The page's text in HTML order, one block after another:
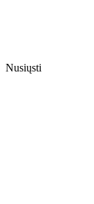
Nusiųsti